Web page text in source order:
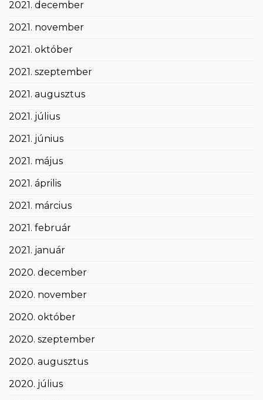
2021. december
2021. november
2021. október
2021. szeptember
2021. augusztus
2021. július
2021. június
2021. május
2021. április
2021. március
2021. február
2021. január
2020. december
2020. november
2020. október
2020. szeptember
2020. augusztus
2020. július